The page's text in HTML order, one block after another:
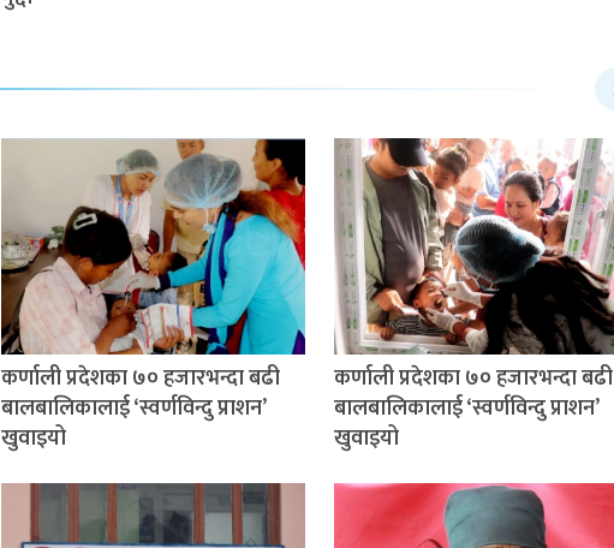
कर्णाली प्रदेशका ७० हजारभन्दा बढी
बालबालिकालाई ‘स्वर्णविन्दु प्राशन’
खुवाइयो
कर्णाली प्रदेशका ७० हजारभन्दा बढी
बालबालिकालाई ‘स्वर्णविन्दु प्राशन’
खुवाइयो